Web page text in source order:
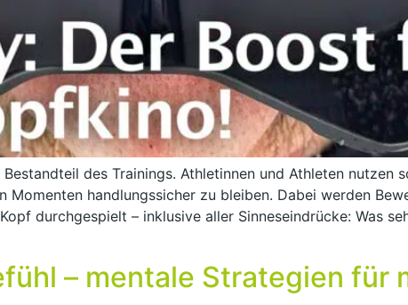
des Trainings. Athletinnen und Athleten nutzen
Momenten handlungssicher zu bleiben. Dabei werden
durchgespielt – inklusive aller Sinneseindrücke: Was
– mentale Strategien für